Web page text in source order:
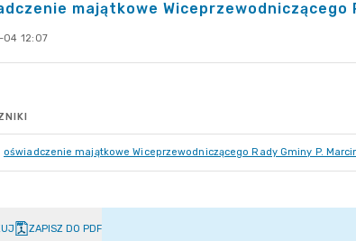
majątkowe Wiceprzewodniczącego
04 12:07
oświadczenie majątkowe Wiceprzewodniczącego Rady Gminy P.
ZAPISZ DO PDF